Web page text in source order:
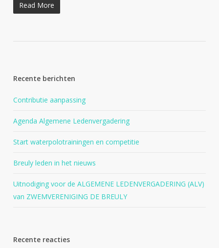
Read More
Recente berichten
Contributie aanpassing
Agenda Algemene Ledenvergadering
Start waterpolotrainingen en competitie
Breuly leden in het nieuws
Uitnodiging voor de ALGEMENE LEDENVERGADERING (ALV)
van ZWEMVERENIGING DE BREULY
Recente reacties